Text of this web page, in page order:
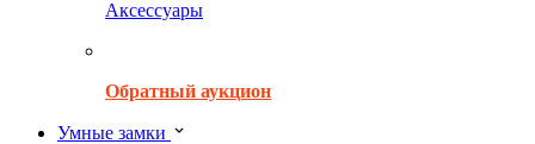
Аксессуары
Обратный аукцион
Умные замки